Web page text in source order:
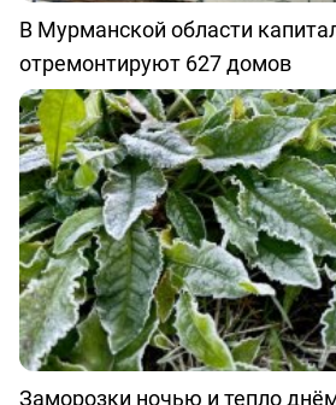
В Мурманской области
отремонтируют 627 домов
Заморозки ночью и тепло